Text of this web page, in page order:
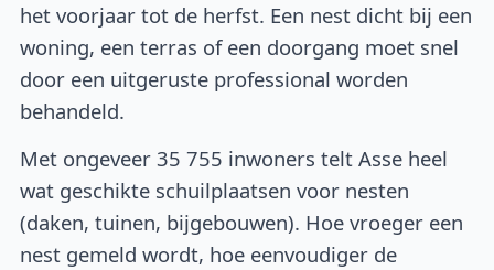
het voorjaar tot de herfst. Een nest dicht bij een
woning, een terras of een doorgang moet snel
door een uitgeruste professional worden
behandeld.
Met ongeveer 35 755 inwoners telt Asse heel
wat geschikte schuilplaatsen voor nesten
(daken, tuinen, bijgebouwen). Hoe vroeger een
nest gemeld wordt, hoe eenvoudiger de